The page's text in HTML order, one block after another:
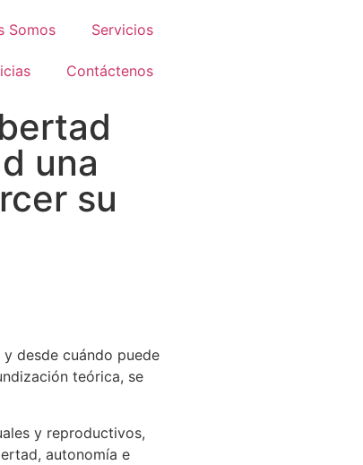
Somos Servicios
Contáctenos
una
su
desde cuándo puede
teórica, se
y reproductivos,
autonomía e